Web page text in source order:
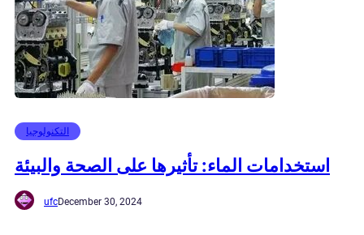
التكنولوجيا
استخدامات الماء: تأثيرها على الصحة والبيئة
ufcDecember 30, 2024